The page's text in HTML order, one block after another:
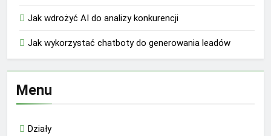
Jak wdrożyć AI do analizy konkurencji
Jak wykorzystać chatboty do generowania leadów
Menu
Działy